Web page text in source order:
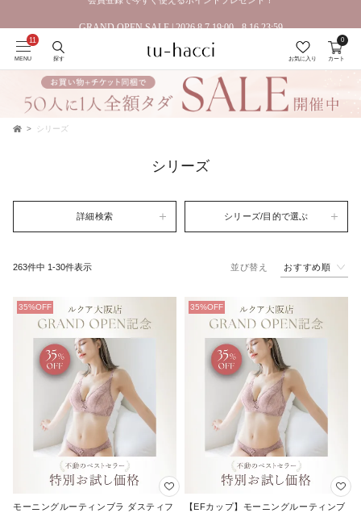
GRAND OPEN SALE | 2026.8.7 19:00 - 8.16 23:59
MENU 探す お気に入り カート
0
シリーズ
シリーズ
詳細検索 シリーズ/目的で選ぶ
並び替え おすすめ順
263件中 1-30件表示
モーニングルーティンブラ ダスティフ
【EFカップ】モーニングルーティンブ